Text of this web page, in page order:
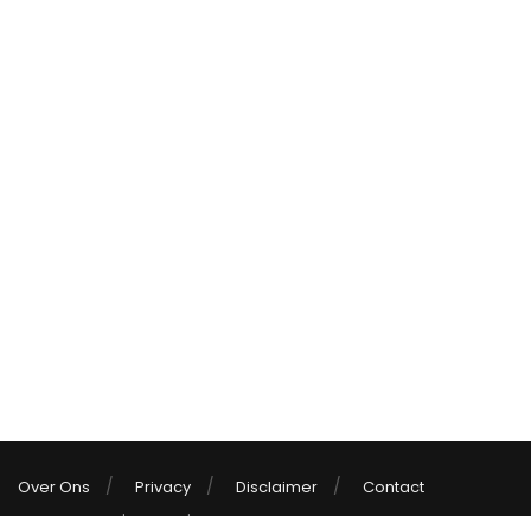
Over Ons Privacy Disclaimer Contact